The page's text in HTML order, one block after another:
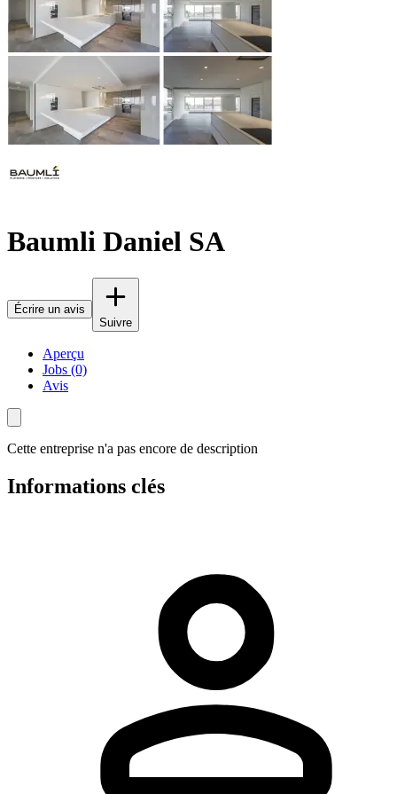
Baumli Daniel SA
Écrire un avis
Suivre
Aperçu
Jobs (0)
Avis
Cette entreprise n'a pas encore de description
Informations clés